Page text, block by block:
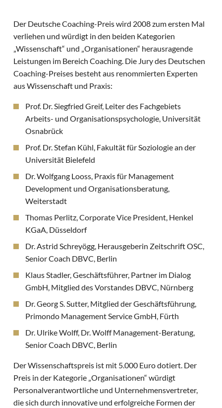
Der Deutsche Coaching-Preis wird 2008 zum ersten Mal
verliehen und würdigt in den beiden Kategorien
„Wissenschaft“ und „Organisationen“ herausragende
Leistungen im Bereich Coaching. Die Jury des Deutschen
Coaching-Preises besteht aus renommierten Experten
aus Wissenschaft und Praxis:
Prof. Dr. Siegfried Greif, Leiter des Fachgebiets
Arbeits- und Organisationspsychologie, Universität
Osnabrück
Prof. Dr. Stefan Kühl, Fakultät für Soziologie an der
Universität Bielefeld
Dr. Wolfgang Looss, Praxis für Management
Development und Organisationsberatung,
Weiterstadt
Thomas Perlitz, Corporate Vice President, Henkel
KGaA, Düsseldorf
Dr. Astrid Schreyögg, Herausgeberin Zeitschrift OSC,
Senior Coach DBVC, Berlin
Klaus Stadler, Geschäftsführer, Partner im Dialog
GmbH, Mitglied des Vorstandes DBVC, Nürnberg
Dr. Georg S. Sutter, Mitglied der Geschäftsführung,
Primondo Management Service GmbH, Fürth
Dr. Ulrike Wolff, Dr. Wolff Management-Beratung,
Senior Coach DBVC, Berlin
Der Wissenschaftspreis ist mit 5.000 Euro dotiert. Der
Preis in der Kategorie „Organisationen“ würdigt
Personalverantwortliche und Unternehmensvertreter,
die sich durch innovative und erfolgreiche Formen der